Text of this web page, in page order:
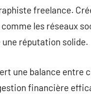
freelance.
les réseaux
réputation solide.
une balance entre
financière